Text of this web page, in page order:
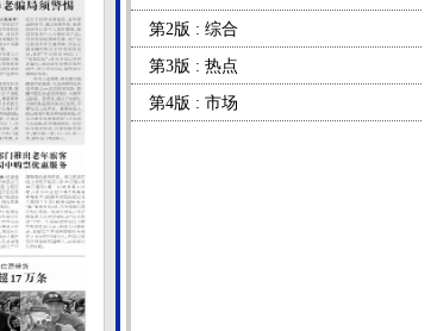
第2版 : 综合
第3版 : 热点
第4版 : 市场